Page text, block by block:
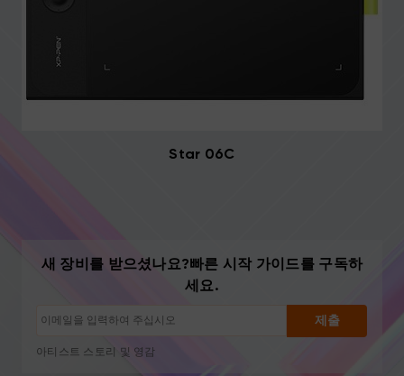
Star 06C
새 장비를 받으셨나요?빠른 시작 가이드를 구독하
세요.
제출
구독 해지: 언제든지 한 번의 클릭으로
아티스트 스토리 및 영감